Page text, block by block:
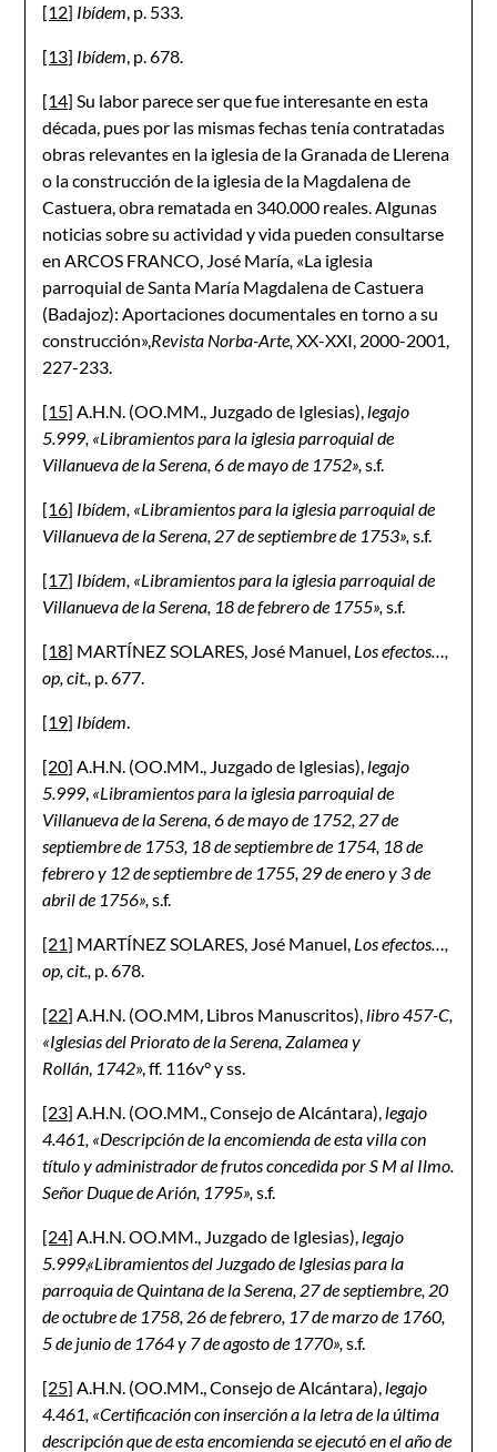
[12] Ibídem, p. 533.
[13] Ibídem, p. 678.
[14] Su labor parece ser que fue interesante en esta
década, pues por las mismas fechas tenía contratadas
obras relevantes en la iglesia de la Granada de Llerena
o la construcción de la iglesia de la Magdalena de
Castuera, obra rematada en 340.000 reales. Algunas
noticias sobre su actividad y vida pueden consultarse
en ARCOS FRANCO, José María, «La iglesia
parroquial de Santa María Magdalena de Castuera
(Badajoz): Aportaciones documentales en torno a su
construcción»,Revista Norba-Arte,XX-XXI, 2000-2001,
227-233.
[15] A.H.N. (OO.MM., Juzgado de Iglesias),legajo
5.999, «Libramientos para la iglesia parroquial de
Villanueva de la Serena, 6 de mayo de 1752»,s.f.
[16] Ibídem, «Libramientos para la iglesia parroquial de
Villanueva de la Serena, 27 de septiembre de 1753»,s.f.
[17] Ibídem, «Libramientos para la iglesia parroquial de
Villanueva de la Serena, 18 de febrero de 1755»,s.f.
[18] MARTÍNEZ SOLARES, José Manuel, Los efectos…,
op, cit., p. 677.
[19] Ibídem.
[20] A.H.N. (OO.MM., Juzgado de Iglesias),legajo
5.999, «Libramientos para la iglesia parroquial de
Villanueva de la Serena, 6 de mayo de 1752, 27 de
septiembre de 1753, 18 de septiembre de 1754, 18 de
febrero y 12 de septiembre de 1755, 29 de enero y 3 de
abril de 1756»,s.f.
[21] MARTÍNEZ SOLARES, José Manuel, Los efectos…,
op, cit., p. 678.
[22] A.H.N. (OO.MM, Libros Manuscritos),libro 457-C,
«Iglesias del Priorato de la Serena, Zalamea y
Rollán, 1742», ff. 116v° y ss.
[23] A.H.N. (OO.MM., Consejo de Alcántara),legajo
4.461, «Descripción de la encomienda de esta villa con
título y administrador de frutos concedida por S M al Ilmo.
Señor Duque de Arión, 1795»,s.f.
[24] A.H.N. OO.MM., Juzgado de Iglesias),legajo
5.999,«Libramientos del Juzgado de Iglesias para la
parroquia de Quintana de la Serena, 27 de septiembre, 20
de octubre de 1758, 26 de febrero, 17 de marzo de 1760,
5 de junio de 1764 y 7 de agosto de 1770»,s.f.
[25] A.H.N. (OO.MM., Consejo de Alcántara),legajo
4.461, «Certificación con inserción a la letra de la última
descripción que de esta encomienda se ejecutó en el año de